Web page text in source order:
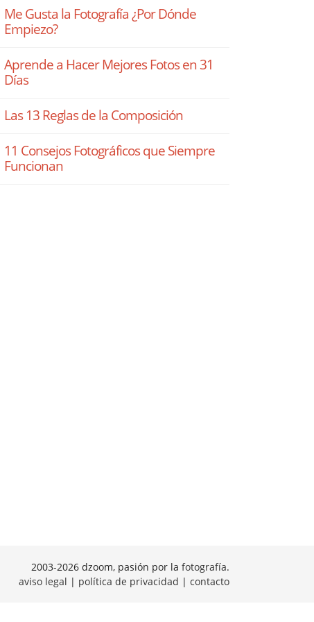
Me Gusta la Fotografía ¿Por Dónde
Empiezo?
Aprende a Hacer Mejores Fotos en 31
Días
Las 13 Reglas de la Composición
11 Consejos Fotográficos que Siempre
Funcionan
2003-2026 dzoom, pasión por la fotografía.
aviso legal | política de privacidad | contacto